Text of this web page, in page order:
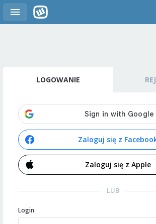
LOGOWANIE
Zaloguj się z
Zaloguj się z Apple
LUB
Login